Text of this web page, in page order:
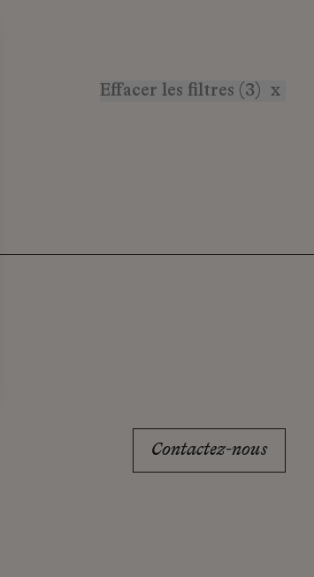
Effacer les filtres (3) x
Contactez-nous